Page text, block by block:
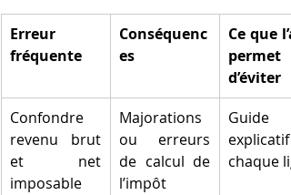
Erreur
fréquente
Conséquenc
es
Ce que
permet
d’éviter
Confondre
revenu brut
et net
imposable
Majorations
ou erreurs
de calcul de
l’impôt
Guide
explicatif
chaque